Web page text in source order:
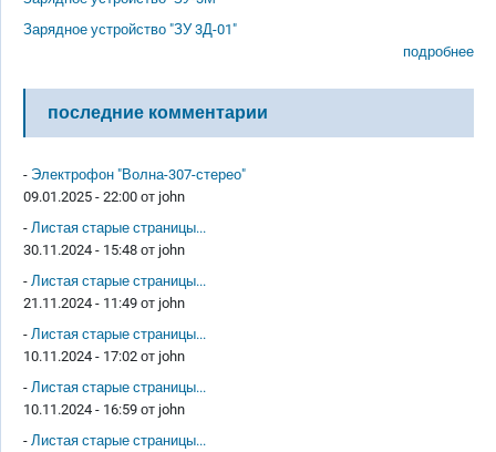
Зарядное устройство "ЗУ 3Д-01"
подробнее
последние комментарии
- Электрофон "Волна-307-стерео"
09.01.2025 - 22:00 от john
- Листая старые страницы...
30.11.2024 - 15:48 от john
- Листая старые страницы...
21.11.2024 - 11:49 от john
- Листая старые страницы...
10.11.2024 - 17:02 от john
- Листая старые страницы...
10.11.2024 - 16:59 от john
- Листая старые страницы...